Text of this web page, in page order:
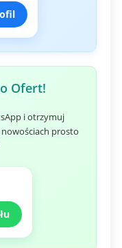
Ofert!
i otrzymuj
prosto